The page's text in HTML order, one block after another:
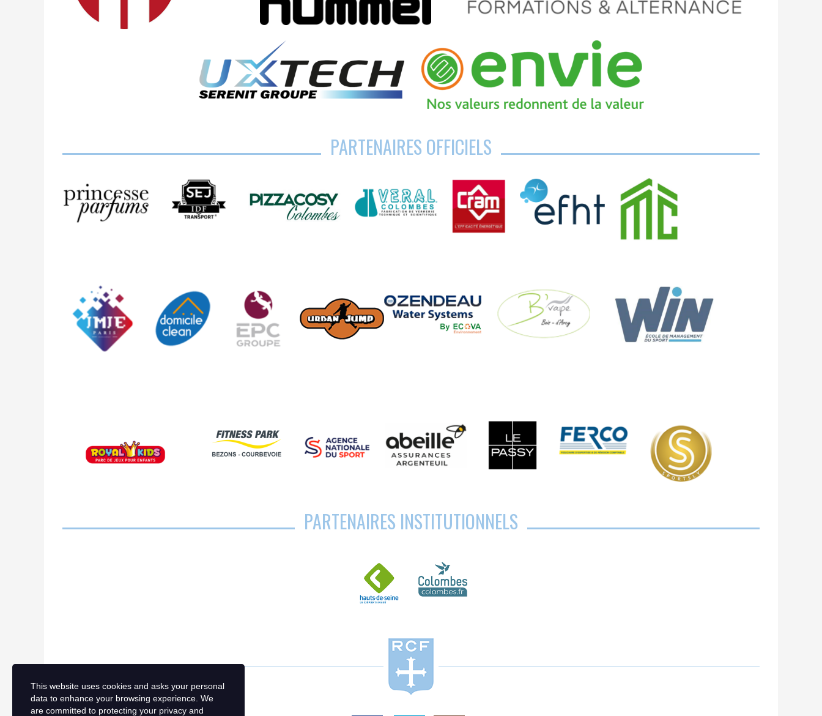
PARTENAIRES OFFICIELS
PARTENAIRES INSTITUTIONNELS
This website uses cookies and asks your personal
data to enhance your browsing experience. We
are committed to protecting your privacy and